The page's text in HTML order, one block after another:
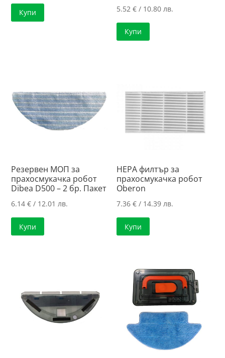
Купи 5.52€ / 10.80 лв.
Купи
Резервен МОП за
прахосмукачка робот
Dibea D500 – 2 бр. Пакет
6.14€ / 12.01 лв.
Купи
HEPA филтър за
прахосмукачка робот
Oberon
7.36€ / 14.39 лв.
Купи